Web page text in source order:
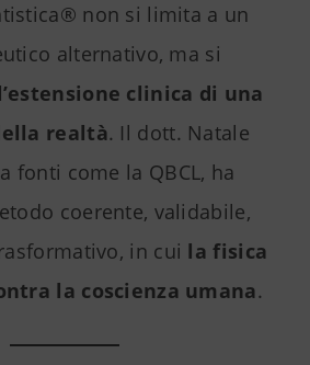
non si limita a un
alternativo, ma si
clinica di una
realtà. Il dott. Natale
fonti come la QBCL, ha
coerente, validabile,
in cui la fisica
la coscienza umana.